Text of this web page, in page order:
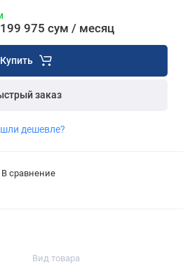
975 сум / месяц
Купить
заказ
дешевле?
В сравнение
Вид товара